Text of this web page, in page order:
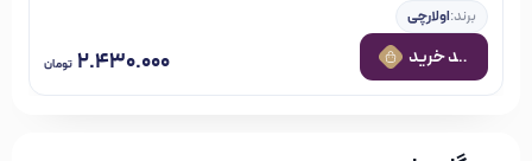
برند:اولارچی
۲.۴۳۰.۰۰۰ تومان